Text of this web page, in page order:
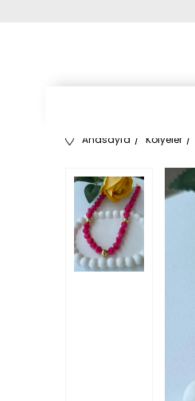
Anasayfa Kolyeler